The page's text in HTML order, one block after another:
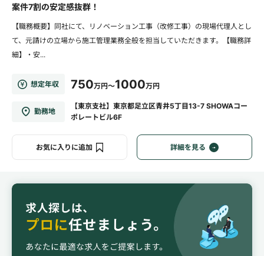
案件7割の安定感抜群！
【職務概要】同社にて、リノベーション工事（改修工事）の現場代理人とし
て、元請けの立場から施工管理業務全般を担当していただきます。【職務詳
細】・安...
想定年収 750万円～1000万円
勤務地
【東京支社】東京都足立区青井5丁目13-7 SHOWAコー
ポレートビル6F
お気に入りに追加 詳細を見る